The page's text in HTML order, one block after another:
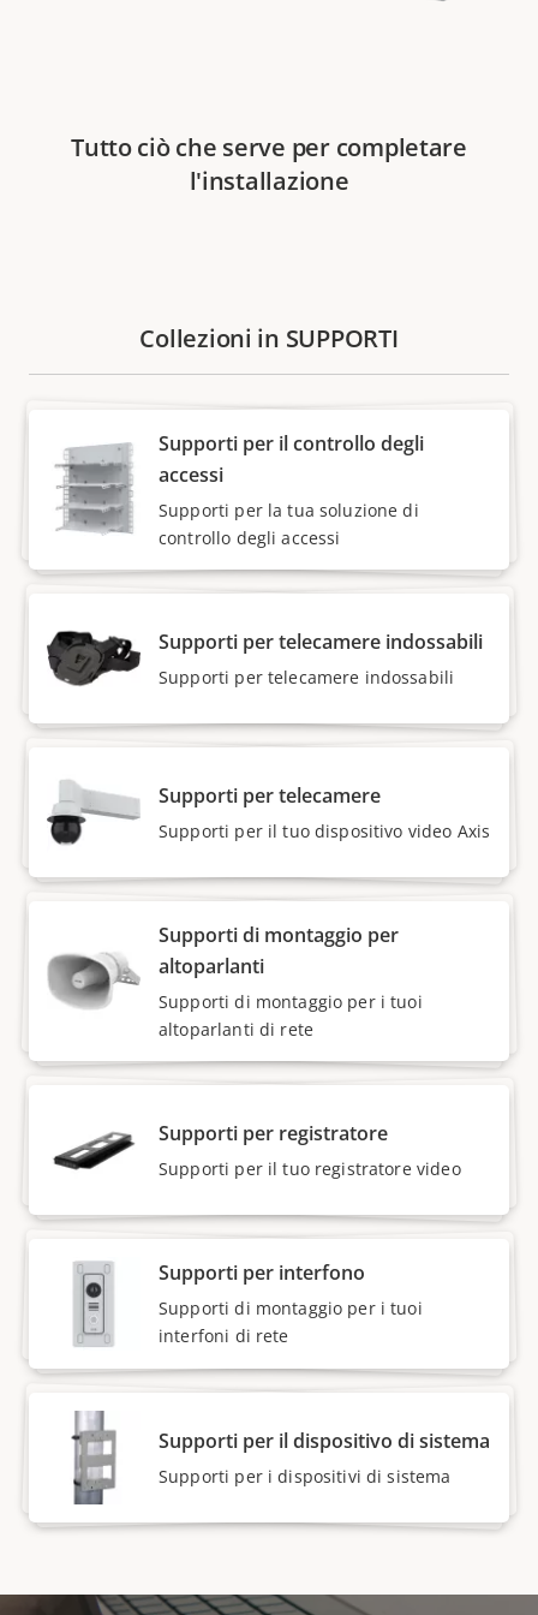
Tutto ciò che serve per completare
l'installazione
Collezioni in SUPPORTI
Supporti per il controllo degli
accessi
Supporti per la tua soluzione di
controllo degli accessi
Supporti per telecamere indossabili
Supporti per telecamere indossabili
Supporti per telecamere
Supporti per il tuo dispositivo video Axis
Supporti di montaggio per
altoparlanti
Supporti di montaggio per i tuoi
altoparlanti di rete
Supporti per registratore
Supporti per il tuo registratore video
Supporti per interfono
Supporti di montaggio per i tuoi
interfoni di rete
Supporti per il dispositivo di sistema
Supporti per i dispositivi di sistema